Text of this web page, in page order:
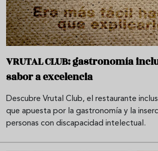
VRUTAL CLUB: gastronomía
sabor a excelencia
Descubre Vrutal Club, el restaurante
que apuesta por la gastronomía y la
personas con discapacidad intelectual.